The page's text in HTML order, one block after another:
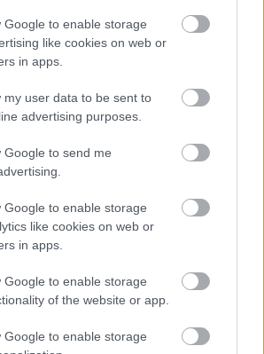
Google to enable storage
like cookies on web or
in apps.
my user data to be sent to
advertising purposes.
Google to send me
Google to enable storage
like cookies on web or
in apps.
Google to enable storage
of the website or app.
Google to enable storage
μην έχει εκατομμύρια θεατές».
ήταν όσα τέθηκαν επί